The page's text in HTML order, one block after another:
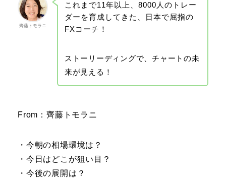
齊藤トモラニ
これまで11年以上、8000人のトレー
ダーを育成してきた、日本で屈指の
FXコーチ！
ストーリーディングで、チャートの未
来が見える！
From：齊藤トモラニ
・今朝の相場環境は？
・今日はどこが狙い目？
・今後の展開は？